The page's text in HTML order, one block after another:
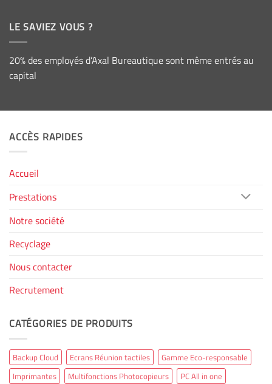
LE SAVIEZ VOUS ?
20% des employés d’Axal Bureautique sont même entrés au
capital
ACCÈS RAPIDES
Accueil
Prestations
Notre société
Recyclage
Nous contacter
Recrutement
CATÉGORIES DE PRODUITS
Backup Cloud Ecrans Réunion tactiles
Gamme Eco-responsable
Imprimantes
Multifonctions Photocopieurs
PC All in one